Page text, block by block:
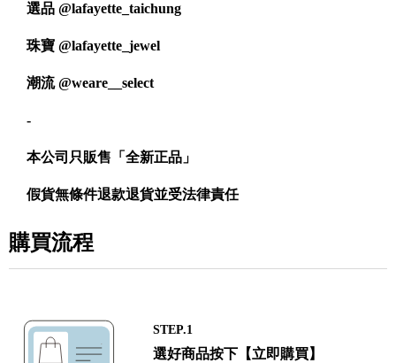
選品 @lafayette_taichung
珠寶 @lafayette_jewel
潮流@weare__select
-
本公司只販售「全新正品」
假貨無條件退款退貨並受法律責任
購買流程
STEP.1
選好商品按下【立即購買】